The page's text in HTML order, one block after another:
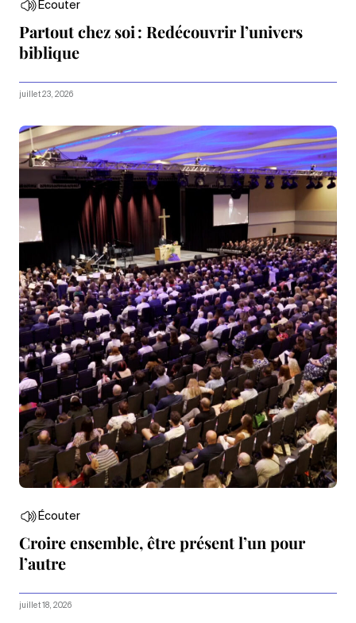
Écouter
Partout chez soi : Redécouvrir l’univers
biblique
juillet 23, 2026
Écouter
Croire ensemble, être présent l’un pour
l’autre
juillet 18, 2026